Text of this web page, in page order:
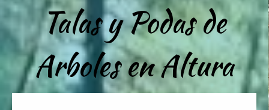
Talas y Podas de
Arboles en Altura